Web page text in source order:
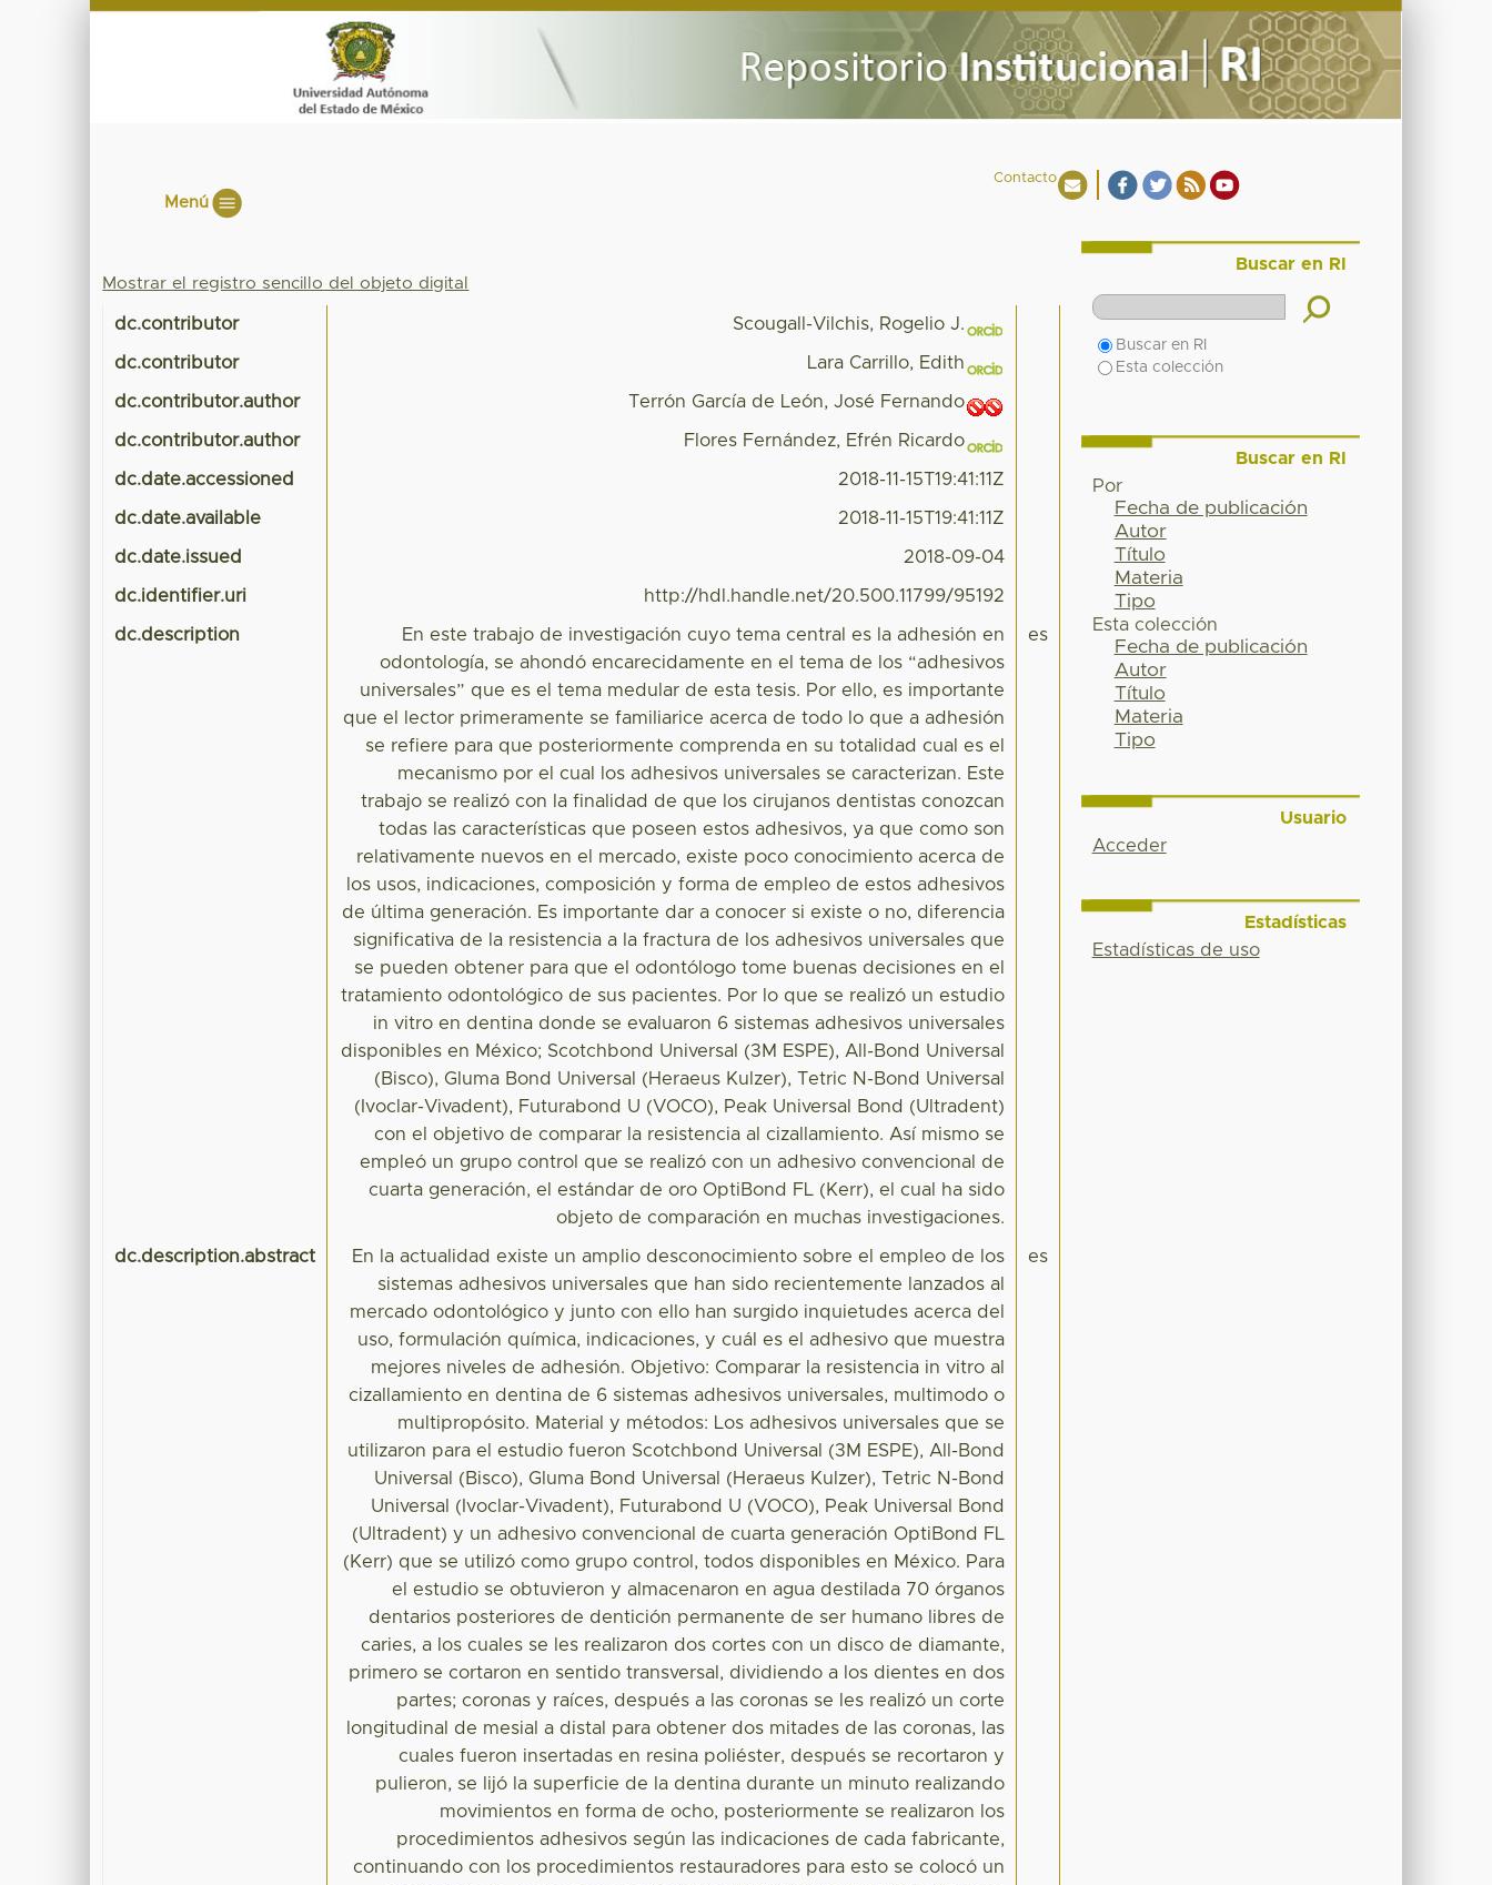
Contacto
Menú
Mostrar el registro sencillo del objeto digital
dc.contributor Scougall-Vilchis, Rogelio J.
dc.contributor Lara Carrillo, Edith
dc.contributor.author Terrón García de León, José Fernando
dc.contributor.author Flores Fernández, Efrén Ricardo
dc.date.accessioned 2018-11-15T19:41:11Z
dc.date.available 2018-11-15T19:41:11Z
dc.date.issued 2018-09-04
dc.identifier.uri http://hdl.handle.net/20.500.11799/95192
dc.description
En este trabajo de investigación cuyo tema central es la adhesión en
odontología, se ahondó encarecidamente en el tema de los “adhesivos
universales” que es el tema medular de esta tesis. Por ello, es importante
que el lector primeramente se familiarice acerca de todo lo que a adhesión
se refiere para que posteriormente comprenda en su totalidad cual es el
mecanismo por el cual los adhesivos universales se caracterizan. Este
trabajo se realizó con la finalidad de que los cirujanos dentistas conozcan
todas las características que poseen estos adhesivos, ya que como son
relativamente nuevos en el mercado, existe poco conocimiento acerca de
los usos, indicaciones, composición y forma de empleo de estos adhesivos
de última generación. Es importante dar a conocer si existe o no, diferencia
significativa de la resistencia a la fractura de los adhesivos universales que
se pueden obtener para que el odontólogo tome buenas decisiones en el
tratamiento odontológico de sus pacientes. Por lo que se realizó un estudio
in vitro en dentina donde se evaluaron 6 sistemas adhesivos universales
disponibles en México; Scotchbond Universal (3M ESPE), All-Bond Universal
(Bisco), Gluma Bond Universal (Heraeus Kulzer), Tetric N-Bond Universal
(Ivoclar-Vivadent), Futurabond U (VOCO), Peak Universal Bond (Ultradent)
con el objetivo de comparar la resistencia al cizallamiento. Así mismo se
empleó un grupo control que se realizó con un adhesivo convencional de
cuarta generación, el estándar de oro OptiBond FL (Kerr), el cual ha sido
objeto de comparación en muchas investigaciones.
es
dc.description.abstract
En la actualidad existe un amplio desconocimiento sobre el empleo de los
sistemas adhesivos universales que han sido recientemente lanzados al
mercado odontológico y junto con ello han surgido inquietudes acerca del
uso, formulación química, indicaciones, y cuál es el adhesivo que muestra
mejores niveles de adhesión. Objetivo: Comparar la resistencia in vitro al
cizallamiento en dentina de 6 sistemas adhesivos universales, multimodo o
multipropósito. Material y métodos: Los adhesivos universales que se
utilizaron para el estudio fueron Scotchbond Universal (3M ESPE), All-Bond
Universal (Bisco), Gluma Bond Universal (Heraeus Kulzer), Tetric N-Bond
Universal (Ivoclar-Vivadent), Futurabond U (VOCO), Peak Universal Bond
(Ultradent) y un adhesivo convencional de cuarta generación OptiBond FL
(Kerr) que se utilizó como grupo control, todos disponibles en México. Para
el estudio se obtuvieron y almacenaron en agua destilada 70 órganos
dentarios posteriores de dentición permanente de ser humano libres de
caries, a los cuales se les realizaron dos cortes con un disco de diamante,
primero se cortaron en sentido transversal, dividiendo a los dientes en dos
partes; coronas y raíces, después a las coronas se les realizó un corte
longitudinal de mesial a distal para obtener dos mitades de las coronas, las
cuales fueron insertadas en resina poliéster, después se recortaron y
pulieron, se lijó la superficie de la dentina durante un minuto realizando
movimientos en forma de ocho, posteriormente se realizaron los
procedimientos adhesivos según las indicaciones de cada fabricante,
continuando con los procedimientos restauradores para esto se colocó un
es
Buscar en RI
Buscar en RI
Esta colección
Buscar en RI
Por
Fecha de publicación
Autor
Título
Materia
Tipo
Esta colección
Fecha de publicación
Autor
Título
Materia
Tipo
Usuario
Acceder
Estadísticas
Estadísticas de uso